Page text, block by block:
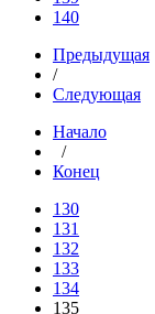
140
Предыдущая
/
Следующая
Начало
/
Конец
130
131
132
133
134
135